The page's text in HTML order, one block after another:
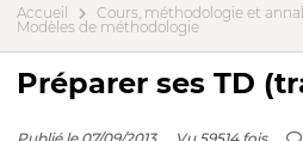
Accueil
Cours, méthodologie et
Modèles de méthodologie
Préparer ses TD